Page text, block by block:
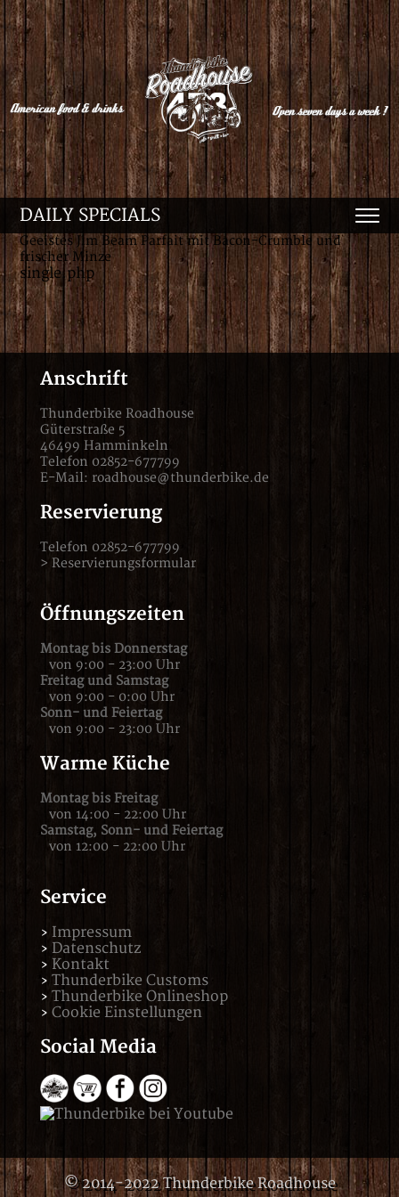
DAILY SPECIALS
Geeistes Jim Beam Parfait mit Bacon-Crumble und
frischer Minze
single.php
Anschrift
Thunderbike Roadhouse
Güterstraße 5
46499 Hamminkeln
Telefon 02852-677799
E-Mail: roadhouse@thunderbike.de
Reservierung
Telefon 02852-677799
> Reservierungsformular
Öffnungszeiten
Montag bis Donnerstag
von 9:00 - 23:00 Uhr
Freitag und Samstag
von 9:00 - 0:00 Uhr
Sonn- und Feiertag
von 9:00 - 23:00 Uhr
Warme Küche
Montag bis Freitag
von 14:00 - 22:00 Uhr
Samstag, Sonn- und Feiertag
von 12:00 - 22:00 Uhr
Service
Impressum
Datenschutz
Kontakt
Thunderbike Customs
Thunderbike Onlineshop
Cookie Einstellungen
Social Media
© 2014-2022 Thunderbike Roadhouse